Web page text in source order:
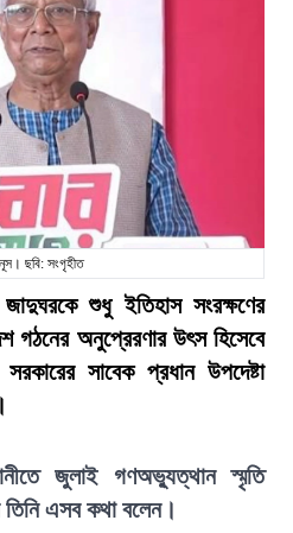
ছবি: সংগৃহীত
শুধু ইতিহাস সংরক্ষণের
গঠনের অনুপ্রেরণার উৎস হিসেবে
সাবেক প্রধান উপদেষ্টা
জুলাই গণঅভ্যুত্থান স্মৃতি
তিনি এসব কথা বলেন।